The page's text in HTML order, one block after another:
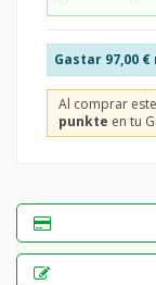
Gastar 97,00 €
Al comprar
punkte en tu